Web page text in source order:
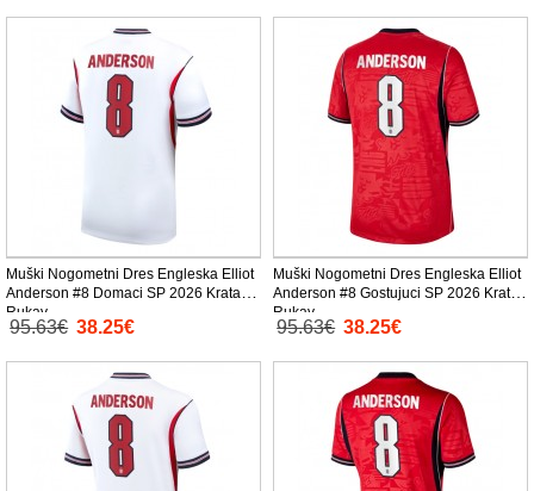
Muški Nogometni Dres Engleska Elliot
Anderson #8 Domaci SP 2026 Kratak
Rukav
95.63€ 38.25€
Muški Nogometni Dres Engleska Elliot
Anderson #8 Gostujuci SP 2026 Kratak
Rukav
95.63€ 38.25€